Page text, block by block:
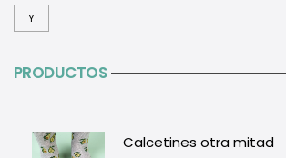
Y
PRODUCTOS
Calcetines otra mitad